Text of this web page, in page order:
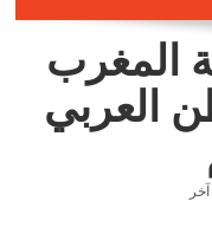
المغرب
العربي